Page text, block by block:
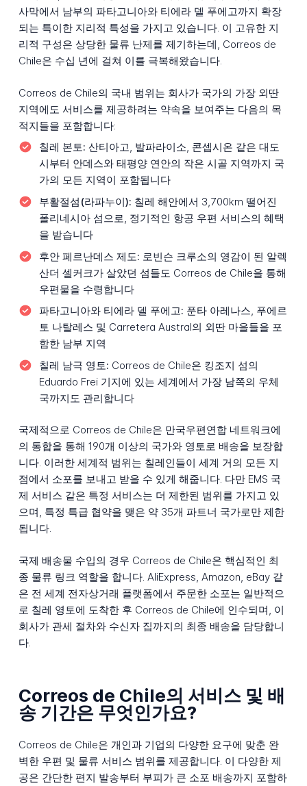
사막에서 남부의 파타고니아와 티에라 델 푸에고까지 확장
되는 특이한 지리적 특성을 가지고 있습니다. 이 고유한 지
리적 구성은 상당한 물류 난제를 제기하는데, Correos de
Chile은 수십 년에 걸쳐 이를 극복해왔습니다.
Correos de Chile의 국내 범위는 회사가 국가의 가장 외딴
지역에도 서비스를 제공하려는 약속을 보여주는 다음의 목
적지들을 포함합니다:
칠레 본토: 산티아고, 발파라이소, 콘셉시온 같은 대도
시부터 안데스와 태평양 연안의 작은 시골 지역까지 국
가의 모든 지역이 포함됩니다
부활절섬(라파누이): 칠레 해안에서 3,700km 떨어진
폴리네시아 섬으로, 정기적인 항공 우편 서비스의 혜택
을 받습니다
후안 페르난데스 제도: 로빈슨 크루소의 영감이 된 알렉
산더 셀커크가 살았던 섬들도 Correos de Chile을 통해
우편물을 수령합니다
파타고니아와 티에라 델 푸에고: 푼타 아레나스, 푸에르
토 나탈레스 및 Carretera Austral의 외딴 마을들을 포
함한 남부 지역
칠레 남극 영토: Correos de Chile은 킹조지 섬의
Eduardo Frei 기지에 있는 세계에서 가장 남쪽의 우체
국까지도 관리합니다
국제적으로 Correos de Chile은 만국우편연합 네트워크에
의 통합을 통해 190개 이상의 국가와 영토로 배송을 보장합
니다. 이러한 세계적 범위는 칠레인들이 세계 거의 모든 지
점에서 소포를 보내고 받을 수 있게 해줍니다. 다만 EMS 국
제 서비스 같은 특정 서비스는 더 제한된 범위를 가지고 있
으며, 특정 특급 협약을 맺은 약 35개 파트너 국가로만 제한
됩니다.
국제 배송물 수입의 경우 Correos de Chile은 핵심적인 최
종 물류 링크 역할을 합니다. AliExpress, Amazon, eBay 같
은 전 세계 전자상거래 플랫폼에서 주문한 소포는 일반적으
로 칠레 영토에 도착한 후 Correos de Chile에 인수되며, 이
회사가 관세 절차와 수신자 집까지의 최종 배송을 담당합니
다.
Correos de Chile의 서비스 및 배
송 기간은 무엇인가요?
Correos de Chile은 개인과 기업의 다양한 요구에 맞춘 완
벽한 우편 및 물류 서비스 범위를 제공합니다. 이 다양한 제
공은 간단한 편지 발송부터 부피가 큰 소포 배송까지 포함하